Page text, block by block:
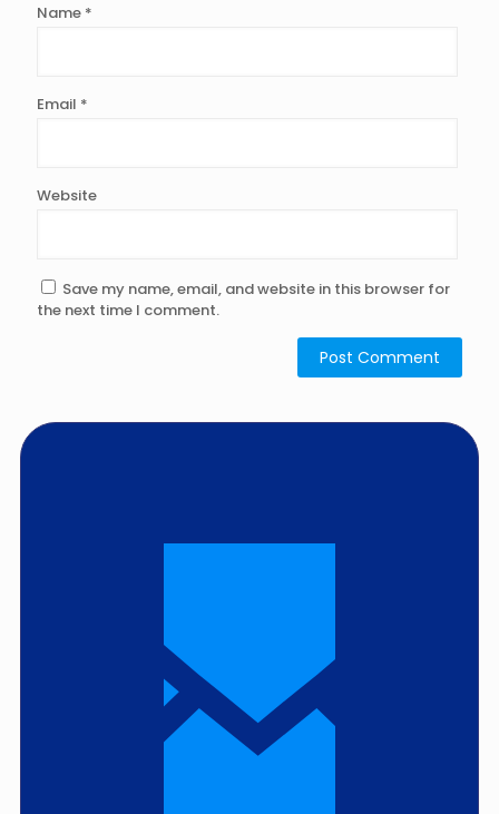
Name *
Email *
Website
Save my name, email, and website in this browser for
the next time I comment.